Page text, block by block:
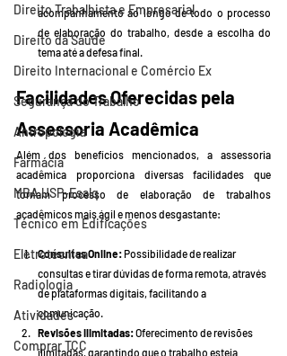
Direito Trabalhista e Empresarial
Direito da Saúde
Direito Internacional e Comércio Ex
Segurança do Trabalho
Antropologia
Farmácia
MBA USP-Esalq
Técnico em Edificações
Eletrotécnica
Radiologia
Atividades
Comprar TCC
acompanhamento ao longo de todo o processo
de elaboração do trabalho, desde a escolha do
tema até a defesa final.
Facilidades Oferecidas pela
Assessoria Acadêmica
Além dos benefícios mencionados, a assessoria
acadêmica proporciona diversas facilidades que
tornam processo de elaboração de trabalhos
acadêmicos mais ágil e menos desgastante:
Consultas Online: Possibilidade de realizar
consultas e tirar dúvidas de forma remota, através
de plataformas digitais, facilitando a
comunicação.
Revisões Ilimitadas: Oferecimento de revisões
ilimitadas, garantindo que o trabalho esteja